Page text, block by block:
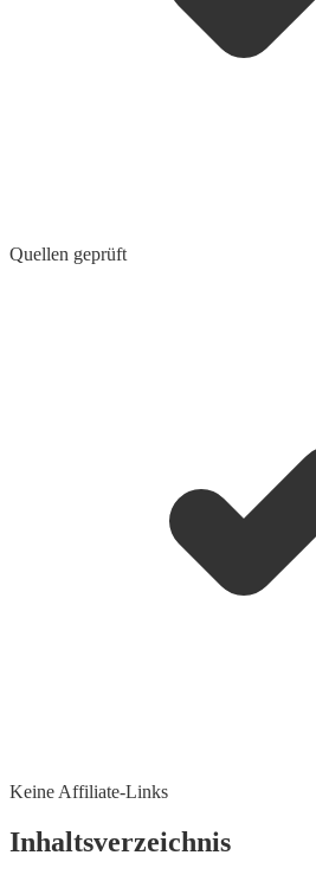
Quellen geprüft
Keine Affiliate-Links
Inhaltsverzeichnis